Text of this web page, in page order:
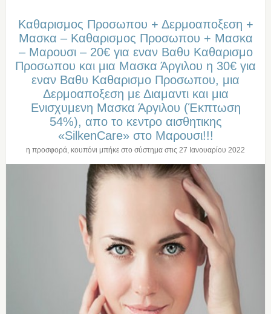
Καθαρισμος Προσωπου + Δερμοαποξεση +
Μασκα – Καθαρισμος Προσωπου + Μασκα
– Μαρουσι – 20€ για εναν Βαθυ Καθαρισμο
Προσωπου και μια Mασκα Άργιλου η 30€ για
εναν Βαθυ Καθαρισμο Προσωπου, μια
Δερμοαποξεση με Διαμαντι και μια
Ενισχυμενη Μασκα Άργιλου (Έκπτωση
54%), απο το κεντρο αισθητικης
«SilkenCare» στο Μαρουσι!!!
η προσφορά, κουπόνι μπήκε στο σύστημα στις 27 Ιανουαρίου 2022